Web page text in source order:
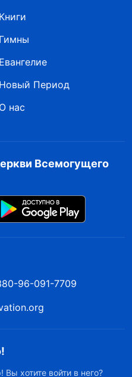
Книги
Гимны
Евангелие
Новый Период
О нас
Всемогущего
96-091-7709
хотите войти в него?